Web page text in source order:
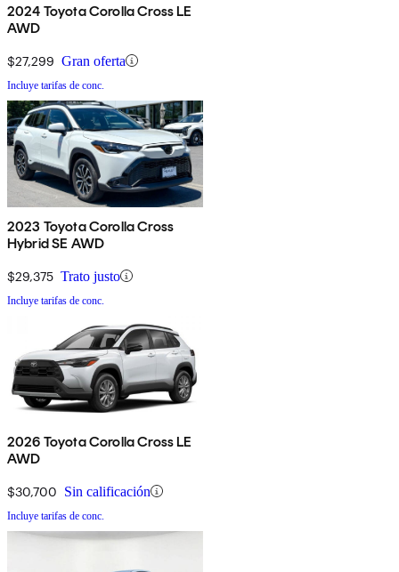
2024 Toyota Corolla Cross LE
AWD
$27,299 Gran oferta
Incluye tarifas de conc.
2023 Toyota Corolla Cross
Hybrid SE AWD
$29,375 Trato justo
Incluye tarifas de conc.
2026 Toyota Corolla Cross LE
AWD
$30,700 Sin calificación
Incluye tarifas de conc.